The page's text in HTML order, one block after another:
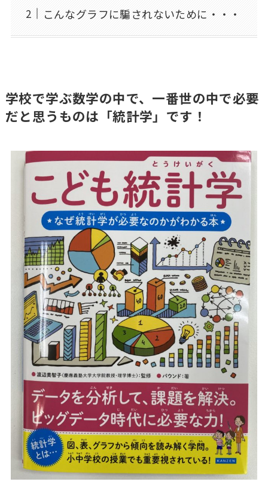
こんなグラフに騙されないために・・・
学校で学ぶ数学の中で、一番世の中で必要
だと思うものは「統計学」です！